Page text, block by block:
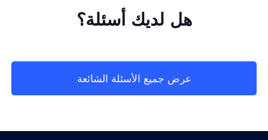
هل لديك أسئلة؟
عرض جميع الأسئلة الشائعة